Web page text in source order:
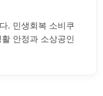
. 민생회복 소비쿠
안정과 소상공인